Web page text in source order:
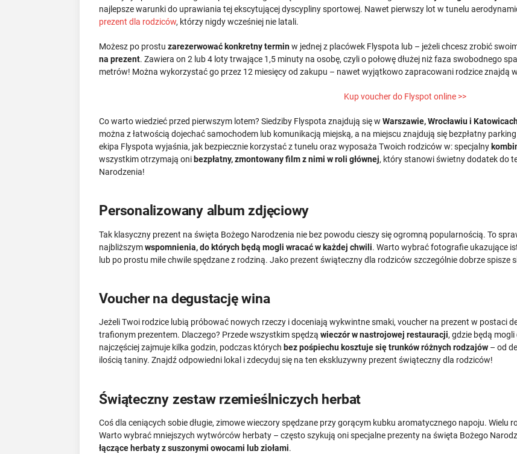
najlepsze warunki do uprawiania tej ekscytującej dyscypliny sportowej. Nawet pierwszy lot w tunelu
prezent dla rodziców, którzy nigdy wcześniej nie latali.
Możesz po prostuzarezerwować konkretny terminw jednej z placówek Flyspota lub – jeżeli chcesz zrobić
na prezent. Zawiera on 2 lub 4 loty trwające 1,5 minuty na osobę, czyli o połowę dłużej niż faza swobodnego
metrów! Można wykorzystać go przez 12 miesięcy od zakupu – nawet wyjątkowo zapracowani rodzice znajdą
Kup voucher do Flyspot online >>
Co warto wiedzieć przed pierwszym lotem? Siedziby Flyspota znajdują się wWarszawie, Wrocławiu i
można z łatwością dojechać samochodem lub komunikacją miejską, a na miejscu znajdują się bezpłatny
ekipa Flyspota wyjaśnia, jak bezpiecznie korzystać z tunelu oraz wyposaża Twoich rodziców w: specjalny
wszystkim otrzymają oni bezpłatny, zmontowany film z nimi w roli głównej, który stanowi świetny dodatek do
Narodzenia!
Personalizowany album zdjęciowy
Tak klasyczny prezent na święta Bożego Narodzenia nie bez powodu cieszy się ogromną popularnością. To
najbliższymwspomnienia, do których będą mogli wracać w każdej chwili. Warto wybrać fotografie ukazujące
lub po prostu miłe chwile spędzane z rodziną. Jako prezent świąteczny dla rodziców szczególnie dobrze spisze
Voucher na degustację wina
Jeżeli Twoi rodzice lubią próbować nowych rzeczy i doceniają wykwintne smaki, voucher na prezent w postaci
trafionym prezentem. Dlaczego? Przede wszystkim spędząwieczór w nastrojowej restauracji, gdzie będą
najczęściej zajmuje kilka godzin, podczas których bez pośpiechu kosztuje się trunków różnych rodzajów – od
ilością taniny. Znajdź odpowiedni lokal i zdecyduj się na ten ekskluzywny prezent świąteczny dla rodziców!
Świąteczny zestaw rzemieślniczych herbat
Coś dla ceniących sobie długie, zimowe wieczory spędzane przy gorącym kubku aromatycznego napoju. Wielu
Warto wybrać mniejszych wytwórców herbaty – często szykują oni specjalne prezenty na święta Bożego
łączące herbaty z suszonymi owocami lub ziołami.